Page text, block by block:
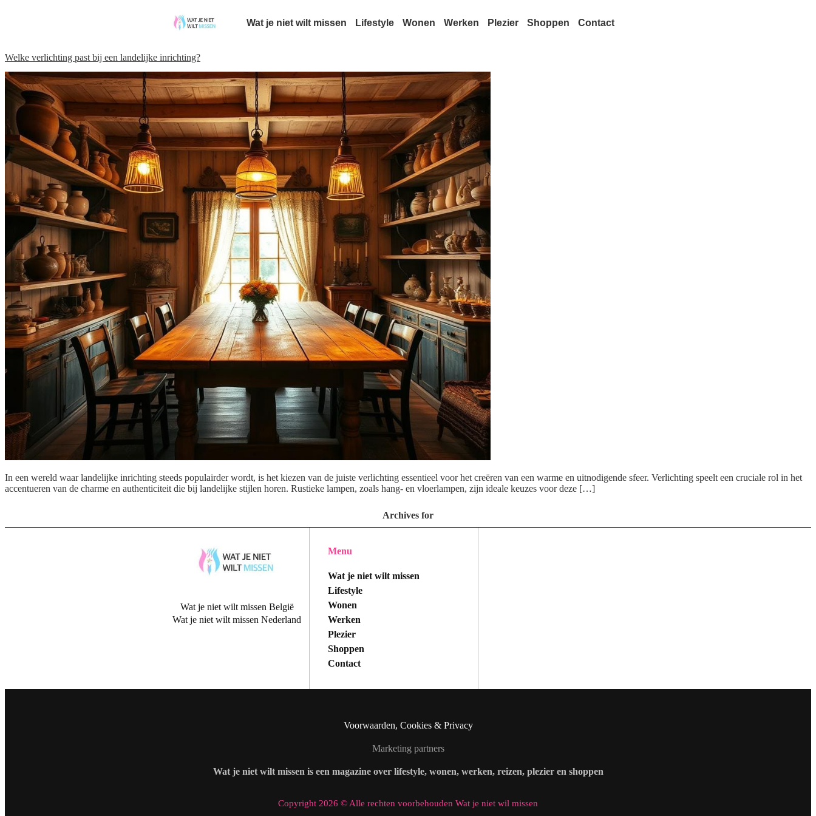
Wat je niet wilt missen Lifestyle Wonen Werken Plezier Shoppen Contact
Welke verlichting past bij een landelijke inrichting?
In een wereld waar landelijke inrichting steeds populairder wordt, is het kiezen van de juiste verlichting essentieel voor het creëren van een warme en uitnodigende sfeer. Verlichting speelt een cruciale rol in het
accentueren van de charme en authenticiteit die bij landelijke stijlen horen. Rustieke lampen, zoals hang- en vloerlampen, zijn ideale keuzes voor deze […]
Archives for
Wat je niet wilt missen België
Wat je niet wilt missen Nederland
Menu
Wat je niet wilt missen
Lifestyle
Wonen
Werken
Plezier
Shoppen
Contact
Voorwaarden, Cookies & Privacy
Marketing partners
Wat je niet wilt missen is een magazine over lifestyle, wonen, werken, reizen, plezier en shoppen
Copyright 2026 © Alle rechten voorbehouden Wat je niet wil missen